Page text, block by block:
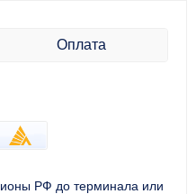
Оплата
РФ до терминала или